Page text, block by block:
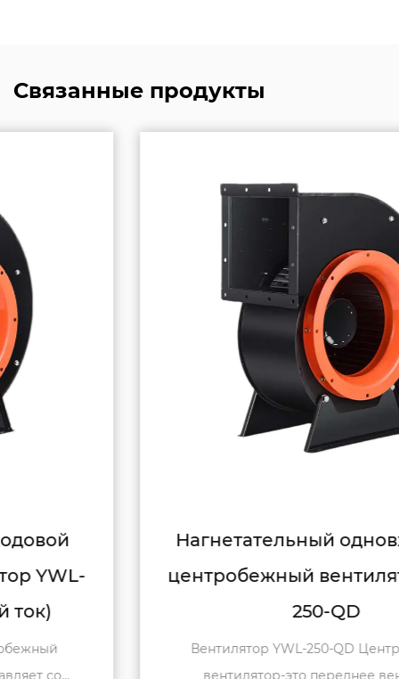
Связанные продукты
Нагнетательный одновходовой
центробежный вентилятор YWL-
Вентилятор YWL-250-QD Центробежный